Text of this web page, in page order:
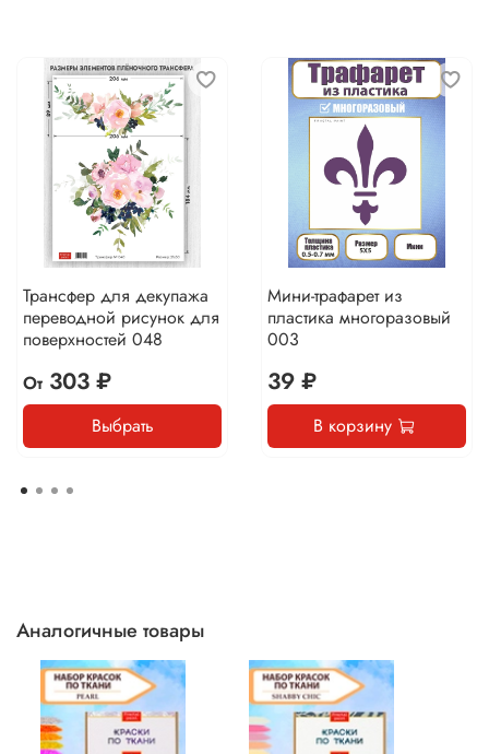
Трансфер для декупажа
переводной рисунок для
поверхностей 048
От303 ₽
Выбрать
Мини-трафарет из
пластика многоразовый
003
39 ₽
В корзину
Аналогичные товары